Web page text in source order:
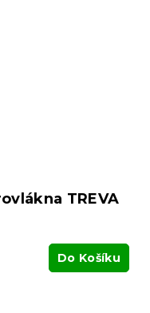
TREVA
Do Košíku